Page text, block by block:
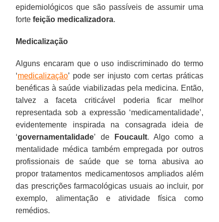
epidemiológicos que são passíveis de assumir uma
fortefeição medicalizadora.
Medicalização
Alguns encaram que o uso indiscriminado do termo
‘medicalização’ pode ser injusto com certas práticas
benéficas à saúde viabilizadas pela medicina. Então,
talvez a faceta criticável poderia ficar melhor
representada sob a expressão ‘medicamentalidade’,
evidentemente inspirada na consagrada ideia de
‘governamentalidade’ de Foucault. Algo como a
mentalidade médica também empregada por outros
profissionais de saúde que se torna abusiva ao
propor tratamentos medicamentosos ampliados além
das prescrições farmacológicas usuais ao incluir, por
exemplo, alimentação e atividade física como
remédios.